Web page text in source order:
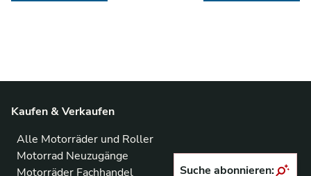
Kaufen & Verkaufen
Alle Motorräder und Roller
Motorrad Neuzugänge
Motorräder Fachhandel
Suche abonnieren: